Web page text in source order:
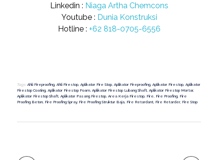
Linkedin : Niaga Artha Chemcons
Youtube : Dunia Konstruksi
Hotline : +62 818-0705-6556
Tags: Ahli Fireproofing Ahli Firestop Aplikator Fire Stop Aplikator Fireproofing Aplikator Firestop Aplikator
Firestop Coating Aplikator Firestop Foam Aplikator Firestop Lubang Shaft Aplikator Firestop Mortar,
Aplikator Firestop Shaft Aplikator Pasang Firestop Area Kerja Firestop Fire Fire Proofing Fire
Proofing Beton Fire Proofing Spray, Fire Proofing Struktur Baja Fire Retardant Fire Retarder, Fire Stop